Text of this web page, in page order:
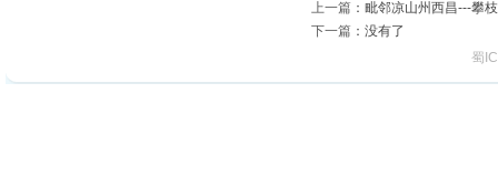
上一篇 ： 毗邻凉山州西昌---攀
下一篇 ：没有了
蜀